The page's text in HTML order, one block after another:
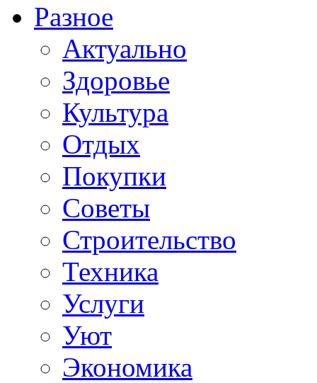
Разное
Актуально
Здоровье
Культура
Отдых
Покупки
Советы
Строительство
Техника
Услуги
Уют
Экономика